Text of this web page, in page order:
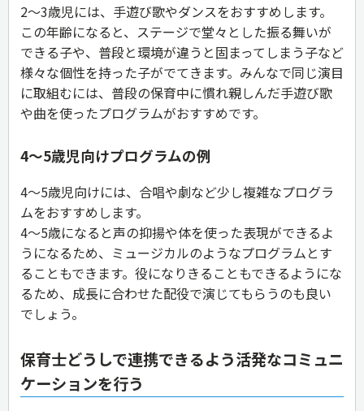
2～3歳児には、手遊び歌やダンスをおすすめします。
この年齢になると、ステージで堂々とした振る舞いが
できる子や、普段と環境が違うと固まってしまう子など
様々な個性を持った子がでてきます。みんなで同じ演目
に取組むには、普段の保育中に慣れ親しんだ手遊び歌
や曲を使ったプログラムがおすすめです。
4～5歳児向けプログラムの例
4～5歳児向けには、合唱や劇など少し複雑なプログラ
ムをおすすめします。
4～5歳になると声の抑揚や体を使った表現ができるよ
うになるため、ミュージカルのようなプログラムとす
ることもできます。役になりきることもできるようにな
るため、成長に合わせた配役で演じてもらうのも良い
でしょう。
保育士どうしで連携できるよう活発なコミュニ
ケーションを行う